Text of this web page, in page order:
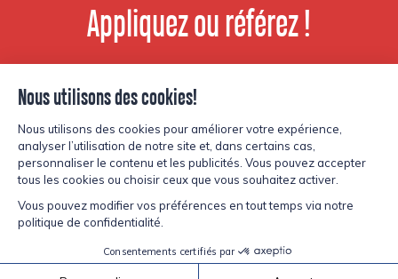
Appliquez ou référez !
Voir les postes
disponibles
© Copyright Lesters 2026Politique de confidentialitéSite parKryzalid